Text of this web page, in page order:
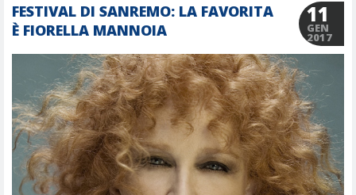
FESTIVAL DI SANREMO: LA FAVORITA
È FIORELLA MANNOIA
11
GEN
2017